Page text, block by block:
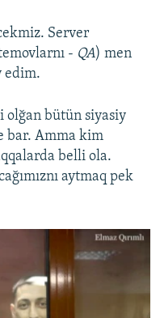
Server
- QA) men
edim.
olğan bütün siyasiy
bar. Amma kim
belli ola.
aytmaq pek